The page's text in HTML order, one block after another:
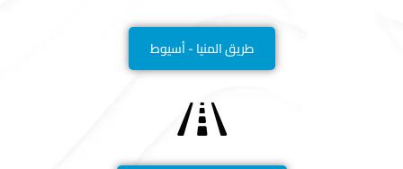
طريق المنيا - أسيوط